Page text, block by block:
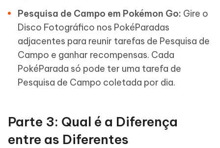
Pesquisa de Campo em Pokémon Go: Gire o
Disco Fotográfico nos PokéParadas
adjacentes para reunir tarefas de Pesquisa de
Campo e ganhar recompensas. Cada
PokéParada só pode ter uma tarefa de
Pesquisa de Campo coletada por dia.
Parte 3: Qual é a Diferença
entre as Diferentes